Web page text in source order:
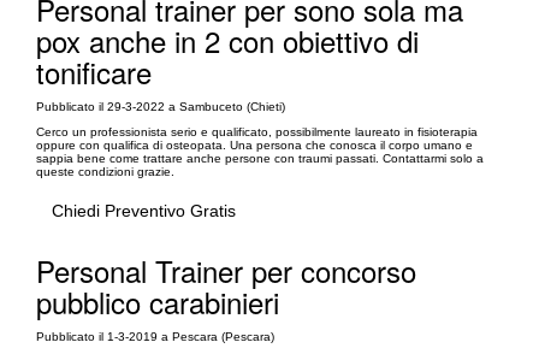
Personal trainer per sono sola ma
pox anche in 2 con obiettivo di
tonificare
Pubblicato il 29-3-2022 a Sambuceto (Chieti)
Cerco un professionista serio e qualificato, possibilmente laureato in fisioterapia
oppure con qualifica di osteopata. Una persona che conosca il corpo umano e
sappia bene come trattare anche persone con traumi passati. Contattarmi solo a
queste condizioni grazie.
Chiedi Preventivo Gratis
Personal Trainer per concorso
pubblico carabinieri
Pubblicato il 1-3-2019 a Pescara (Pescara)